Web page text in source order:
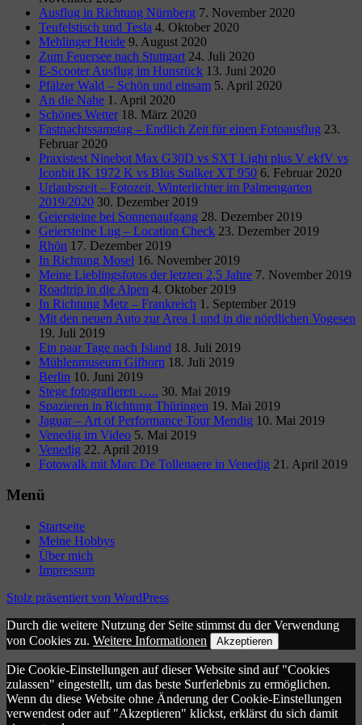
Ausflug in Richtung Nürnberg 7. November 2020
Teufelstisch und Tesla 4. Oktober 2020
Mehlinger Heide 9. August 2020
Zum Feuersee nach Stuttgart 24. Juli 2020
E-Scooter Ausflug im Hunsrück 13. Juni 2020
Pfälzer Wald – Schön und einsam 5. April 2020
An die Nahe 1. April 2020
Schönes Wetter 18. März 2020
Fastnachtssamstag – Endlich Zeit für einen Fotoausflug 23.
Februar 2020
Praxistest Ninebot Max G30D vs SXT Light plus V ekfV vs
Iconbit IK 1972 K vs Blus Stalker XT 950 6. Februar 2020
Urlaubszeit – Fotozeit, Winterlichter im Palmengarten
2019/2020 30. Dezember 2019
Geiersteine bei Sonnenaufgang 28. Dezember 2019
Geiersteine Lug – Location Check 23. Dezember 2019
Rhön 17. Dezember 2019
In Richtung Mosel 16. November 2019
Meine Lieblingsfotos der letzten 2,5 Jahre 7. November 2019
Roadtrip in die Alpen 4. Oktober 2019
In Richtung Metz – Frankreich 1. September 2019
Mit den neuen Auto zur Area 1 und in die nördlichen Vogesen
19. Juli 2019
Ein paar Tage nach Island 18. Juli 2019
Mühlenmuseum Gifhorn 18. Juli 2019
Berlin 10. Juni 2019
Stege fotografieren ….. 30. Mai 2019
Spazieren in Richtung Thüringen 19. Mai 2019
Jaguar – Art of Performance Tour Mendig 10. Mai 2019
Venedig im Video 5. Mai 2019
Venedig 22. April 2019
Fotowalk mit Marc De Tollenaere in Venedig 21. April 2019
Menü
Startseite
Meine Hobbys
Über mich
Impressum
Stolz präsentiert von WordPress
Durch die weitere Nutzung der Seite stimmst du der Verwendung
von Cookies zu. Weitere Informationen Akzeptieren
Die Cookie-Einstellungen auf dieser Website sind auf "Cookies
zulassen" eingestellt, um das beste Surferlebnis zu ermöglichen.
Wenn du diese Website ohne Änderung der Cookie-Einstellungen
verwendest oder auf "Akzeptieren" klickst, erklärst du sich damit